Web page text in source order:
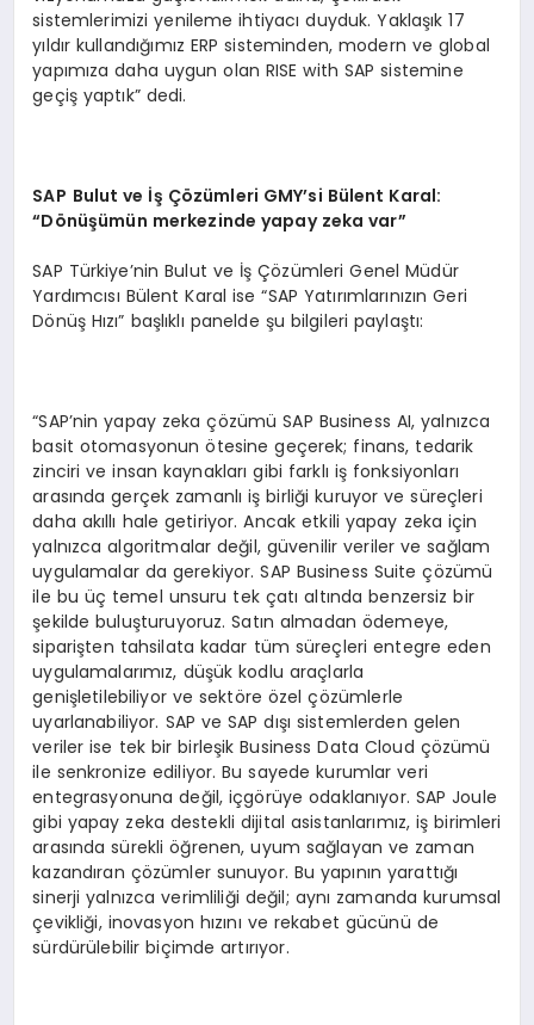
sistemlerimizi yenileme ihtiyacı duyduk. Yaklaşık 17
yıldır kullandığımız ERP sisteminden, modern ve global
yapımıza daha uygun olan RISE with SAP sistemine
geçiş yaptık” dedi.
SAP Bulut ve İş Çözümleri GMY’si Bülent Karal:
“Dönüşümün merkezinde yapay zeka var”
SAP Türkiye’nin Bulut ve İş Çözümleri Genel Müdür
Yardımcısı Bülent Karal ise “SAP Yatırımlarınızın Geri
Dönüş Hızı” başlıklı panelde şu bilgileri paylaştı:
“SAP’nin yapay zeka çözümü SAP Business AI, yalnızca
basit otomasyonun ötesine geçerek; finans, tedarik
zinciri ve insan kaynakları gibi farklı iş fonksiyonları
arasında gerçek zamanlı iş birliği kuruyor ve süreçleri
daha akıllı hale getiriyor. Ancak etkili yapay zeka için
yalnızca algoritmalar değil, güvenilir veriler ve sağlam
uygulamalar da gerekiyor. SAP Business Suite çözümü
ile bu üç temel unsuru tek çatı altında benzersiz bir
şekilde buluşturuyoruz. Satın almadan ödemeye,
siparişten tahsilata kadar tüm süreçleri entegre eden
uygulamalarımız, düşük kodlu araçlarla
genişletilebiliyor ve sektöre özel çözümlerle
uyarlanabiliyor. SAP ve SAP dışı sistemlerden gelen
veriler ise tek bir birleşik Business Data Cloud çözümü
ile senkronize ediliyor. Bu sayede kurumlar veri
entegrasyonuna değil, içgörüye odaklanıyor. SAP Joule
gibi yapay zeka destekli dijital asistanlarımız, iş birimleri
arasında sürekli öğrenen, uyum sağlayan ve zaman
kazandıran çözümler sunuyor. Bu yapının yarattığı
sinerji yalnızca verimliliği değil; aynı zamanda kurumsal
çevikliği, inovasyon hızını ve rekabet gücünü de
sürdürülebilir biçimde artırıyor.